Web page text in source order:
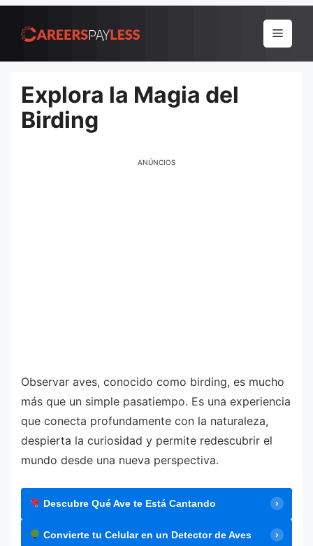
para
conteúdo
Menu
Explora la Magia del
Birding
ANÚNCIOS
Observar aves, conocido como birding, es mucho
más que un simple pasatiempo. Es una experiencia
que conecta profundamente con la naturaleza,
despierta la curiosidad y permite redescubrir el
mundo desde una nueva perspectiva.
Descubre Qué Ave te Está Cantando
Convierte tu Celular en un Detector de Aves